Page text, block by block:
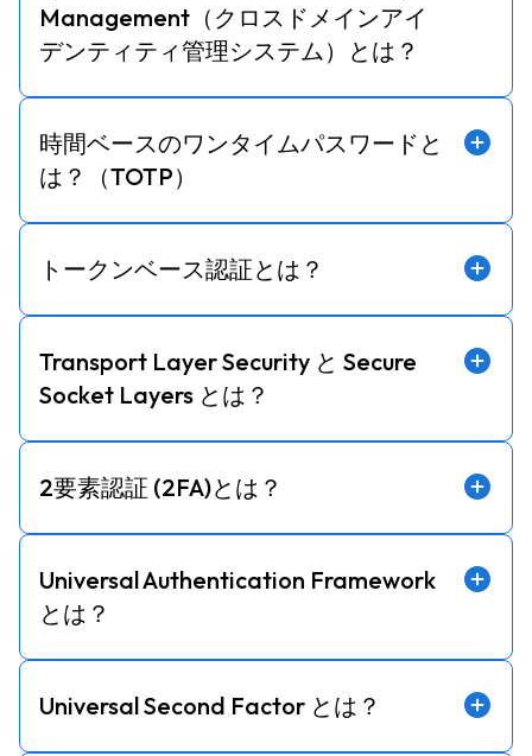
Management（クロスドメインアイ
デンティティ管理システム）とは？
時間ベースのワンタイムパスワードと
は？（TOTP）
トークンベース認証とは？
Transport Layer Security と Secure
Socket Layers とは？
2要素認証 (2FA)とは？
Universal Authentication Framework
とは？
Universal Second Factor とは？